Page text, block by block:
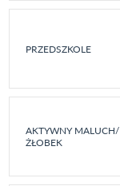
PRZEDSZKOLE
AKTYWNY MALUCH/
ŻŁOBEK